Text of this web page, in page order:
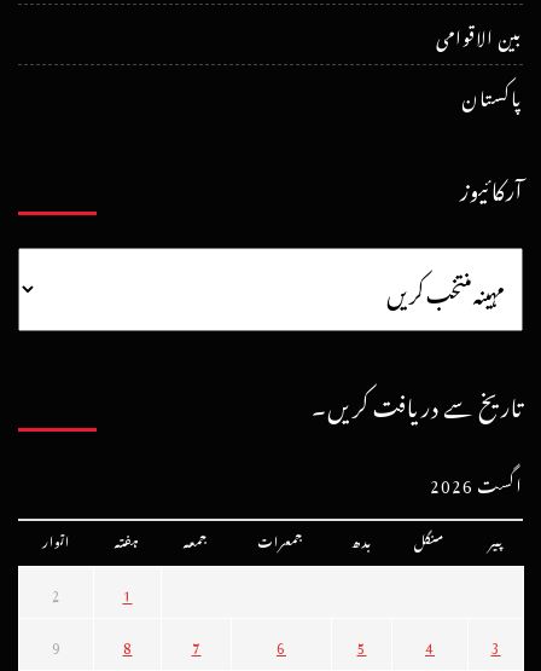
بین الاقوامی
پاکستان
آرکائیوز
تاریخ سے دریافت کریں۔
اگست 2026
پیر منگل بدھ جمعرات جمعہ ہفتہ اتوار
1
2
3
4
5
6
7
8
9